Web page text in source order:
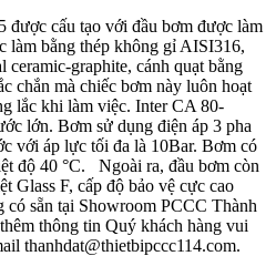
được cấu tạo với đầu bơm được làm
làm bằng thép không gỉ AISI316,
ceramic-graphite, cánh quạt bằng
chắn mà chiếc bơm này luôn hoạt
lắc khi làm việc. Inter CA 80-
lớn. Bơm sử dụng điện áp 3 pha
với áp lực tối đa là 10Bar. Bơm có
độ 40 °C. Ngoài ra, đầu bơm còn
Glass F, cấp độ bảo vệ cực cao
có sẵn tại Showroom PCCC Thành
thông tin Quý khách hàng vui
thanhdat@thietbipccc114.com.